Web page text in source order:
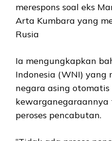
merespons soal eks
Arta Kumbara yang
Rusia
Ia mengungkapkan
Indonesia (WNI) yang
negara asing
peroses pencabutan.